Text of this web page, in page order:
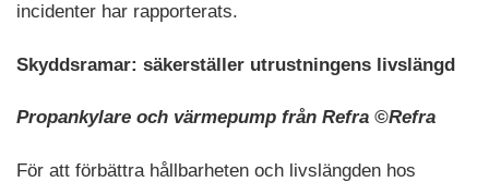
incidenter har rapporterats.
Skyddsramar: säkerställer utrustningens livslängd
Propankylare och värmepump från Refra ©Refra
För att förbättra hållbarheten och livslängden hos